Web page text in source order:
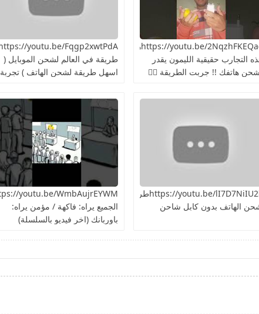
https://youtu.be/2NqzhFKEQacهل
التجارب حقيقية الليمون يقدر
هاتفك !! جربت الطريقة 👍🏻
طريقة في العالم لشحن الموبايل (
اسهل طريقة لشحن الهاتف ) تجربة
https://youtu.be/lI7D7NiIU2kطريقة
الهاتف بدون كابل شاحن
الجميع يراه: فاكهة / مؤمن يراه:
باوربانك (اخر فيديو بالسلسلة)